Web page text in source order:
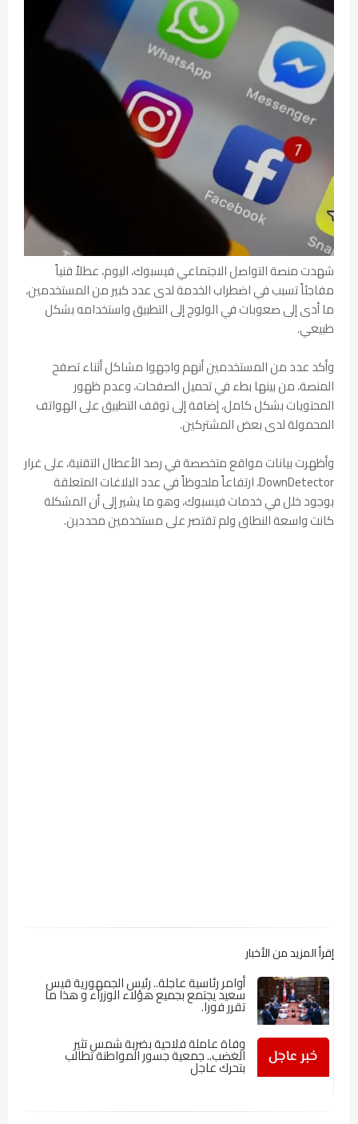
شهدت منصة التواصل الاجتماعي فيسبوك، اليوم، عطلاً فنياً
مفاجئاً تسبب في اضطراب الخدمة لدى عدد كبير من المستخدمين،
ما أدى إلى صعوبات في الولوج إلى التطبيق واستخدامه بشكل
طبيعي.
وأكد عدد من المستخدمين أنهم واجهوا مشاكل أثناء تصفح
المنصة، من بينها بطء في تحميل الصفحات، وعدم ظهور
المحتويات بشكل كامل، إضافة إلى توقف التطبيق على الهواتف
المحمولة لدى بعض المشتركين.
وأظهرت بيانات مواقع متخصصة في رصد الأعطال التقنية، على غرار
DownDetector، ارتفاعاً ملحوظاً في عدد البلاغات المتعلقة
بوجود خلل في خدمات فيسبوك، وهو ما يشير إلى أن المشكلة
كانت واسعة النطاق ولم تقتصر على مستخدمين محددين.
إقرأ المزيد من الأخبار
أوامر رئاسية عاجلة.. رئيس الجمهورية قيس
سعيد يجتمع بجميع هؤلاء الوزراء و هذا ما
تقرر فورا.
وفاة عاملة فلاحية بضربة شمس تثير
الغضب.. جمعية جسور المواطنة تطالب
بتحرك عاجل